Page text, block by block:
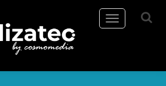
Toggle
navigation